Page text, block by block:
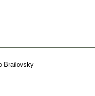
Brailovsky